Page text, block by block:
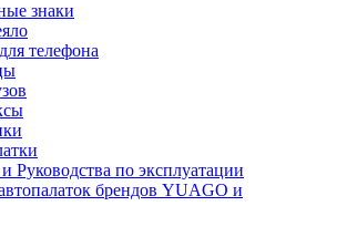
знаки
телефона
Руководства по эксплуатации
брендов YUAGO и